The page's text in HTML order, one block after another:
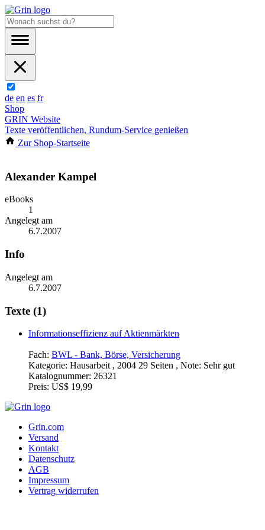
de en es fr
Shop
GRIN Website
Texte veröffentlichen, Rundum-Service genießen
Zur Shop-Startseite
Alexander Kampel
eBooks
1
Angelegt am
6.7.2007
Info
Angelegt am
6.7.2007
Texte (1)
Informationseffizienz auf Aktienmärkten
Fach: BWL - Bank, Börse, Versicherung
Kategorie: Hausarbeit , 2004 29 Seiten , Note: Sehr gut
Katalognummer: 26321
Preis: US$ 19,99
Grin.com
Versand
Kontakt
Datenschutz
AGB
Impressum
Vertrag widerrufen